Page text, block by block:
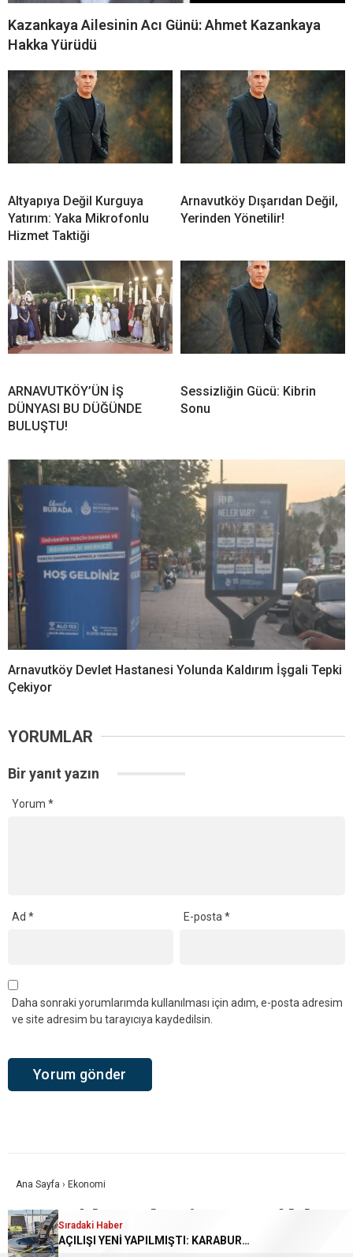
Sıradaki Haber
AÇILIŞI YENİ YAPILMIŞTI: KARABURUN’DA MİLYONLUK PROJE DENİZE Mİ GÖMÜLDÜ?
Kazankaya Ailesinin Acı Günü: Ahmet Kazankaya
Hakka Yürüdü
Altyapıya Değil Kurguya
Yatırım: Yaka Mikrofonlu
Hizmet Taktiği
Arnavutköy Dışarıdan Değil,
Yerinden Yönetilir!
ARNAVUTKÖY’ÜN İŞ
DÜNYASI BU DÜĞÜNDE
BULUŞTU!
Sessizliğin Gücü: Kibrin
Sonu
Arnavutköy Devlet Hastanesi Yolunda Kaldırım İşgali Tepki
Çekiyor
YORUMLAR
Bir yanıt yazın
Yorum *
Ad * E-posta*
Daha sonraki yorumlarımda kullanılması için adım, e-posta adresim
ve site adresim bu tarayıcıya kaydedilsin.
Ana Sayfa › Ekonomi
2010’da Tek Bir Tezgâhla
Başladı, Şimdi Türkiye’nin